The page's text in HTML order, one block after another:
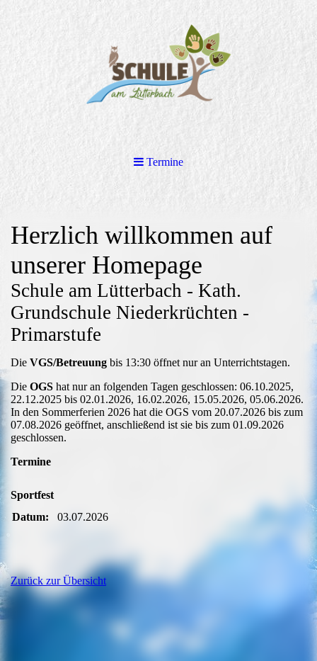
Termine
Herzlich willkommen auf
unserer Homepage
Schule am Lütterbach - Kath.
Grundschule Niederkrüchten -
Primarstufe
Die VGS/Betreuung bis 13:30 öffnet nur an Unterrichtstagen.
Die OGS hat nur an folgenden Tagen geschlossen: 06.10.2025,
22.12.2025 bis 02.01.2026, 16.02.2026, 15.05.2026, 05.06.2026.
In den Sommerferien 2026 hat die OGS vom 20.07.2026 bis zum
07.08.2026 geöffnet, anschließend ist sie bis zum 01.09.2026
geschlossen.
Termine
Sportfest
Datum:
03.07.2026
Zurück zur Übersicht